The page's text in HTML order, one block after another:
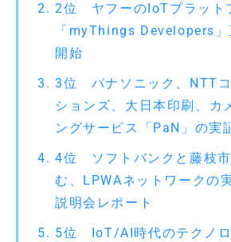
2位 ヤフーのIoTプラット
「myThings Developers
開始
3位 パナソニック、NTT
ションズ、大日本印刷、カ
ングサービス「PaN」の実
4位 ソフトバンクと藤枝市
む、LPWAネットワークの
説明会レポート
5位 IoT/AI時代のテクノロ